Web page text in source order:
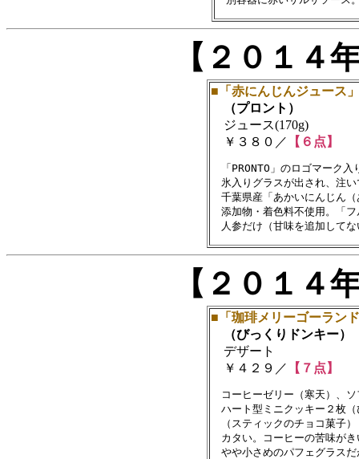
【２０１
■「赤にんじんジュース」
（プロント）
ジュース(170g)
￥３８０／ 【６点】
「PRONTO」のロゴマーク
氷入りグラスが出され、注い
千葉県産「あかいにんじん
添加物・着色料不使用。「フ
【２０１
■「珈琲メリーゴーラン
（びっくりドンキー）
デザート
￥４２９／ 【７点】
コーヒーゼリー（寒天）、
ハート型ミニクッキー２枚
（スティックのチョコ菓子）
カタい。コーヒーの苦味がき
やや小さめのパフェグラスだ